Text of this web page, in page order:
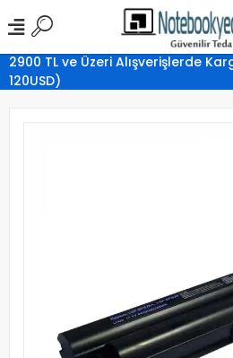
2900 TL ve Üzeri Alışverişlerde
120USD)